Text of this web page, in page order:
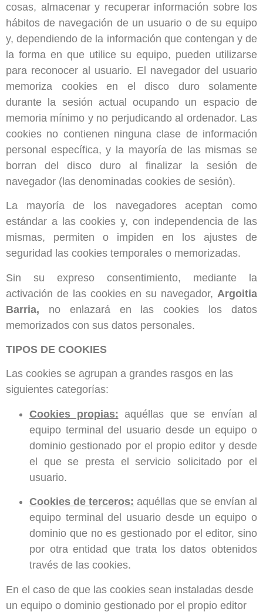
cosas, almacenar y recuperar información sobre los
hábitos de navegación de un usuario o de su equipo
y, dependiendo de la información que contengan y de
la forma en que utilice su equipo, pueden utilizarse
para reconocer al usuario. El navegador del usuario
memoriza cookies en el disco duro solamente
durante la sesión actual ocupando un espacio de
memoria mínimo y no perjudicando al ordenador. Las
cookies no contienen ninguna clase de información
personal específica, y la mayoría de las mismas se
borran del disco duro al finalizar la sesión de
navegador (las denominadas cookies de sesión).
La mayoría de los navegadores aceptan como
estándar a las cookies y, con independencia de las
mismas, permiten o impiden en los ajustes de
seguridad las cookies temporales o memorizadas.
Sin su expreso consentimiento, mediante la
activación de las cookies en su navegador, Argoitia
Barria,
no enlazará en las cookies los datos
memorizados con sus datos personales.
TIPOS DE COOKIES
Las cookies se agrupan a grandes rasgos en las
siguientes categorías:
Cookies propias: aquéllas que se envían al
equipo terminal del usuario desde un equipo o
dominio gestionado por el propio editor y desde
el que se presta el servicio solicitado por el
usuario.
Cookies de terceros: aquéllas que se envían al
equipo terminal del usuario desde un equipo o
dominio que no es gestionado por el editor, sino
por otra entidad que trata los datos obtenidos
través de las cookies.
En el caso de que las cookies sean instaladas desde
un equipo o dominio gestionado por el propio editor